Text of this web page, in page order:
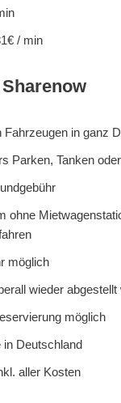
/ min
Fahrzeugen in ganz
Parken, Tanken
ohne
möglich
wieder abgestellt
möglich
in Deutschland
aller Kosten